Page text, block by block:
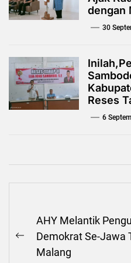
dengan
30
Reses
6
pos
Previous
post:
AHY Melantik
Demokrat Se-Jawa
Malang